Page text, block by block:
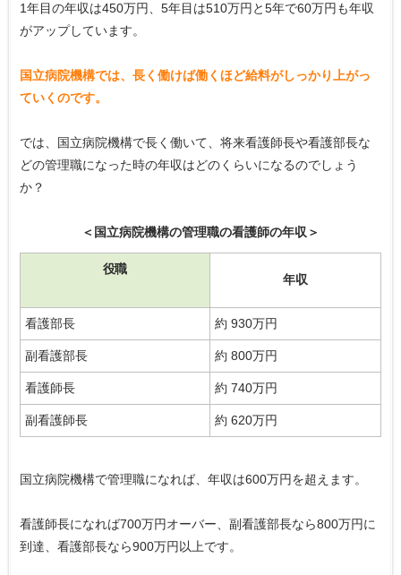
1年目の年収は450万円、5年目は510万円と5年で60万円も年収
がアップしています。
国立病院機構では、長く働けば働くほど給料がしっかり上がっ
ていくのです。
では、国立病院機構で長く働いて、将来看護師長や看護部長な
どの管理職になった時の年収はどのくらいになるのでしょう
か？
＜国立病院機構の管理職の看護師の年収＞
役職
年収
看護部長 約 930万円
副看護部長 約 800万円
看護師長 約 740万円
副看護師長 約 620万円
国立病院機構で管理職になれば、年収は600万円を超えます。
看護師長になれば700万円オーバー、副看護部長なら800万円に
到達、看護部長なら900万円以上です。